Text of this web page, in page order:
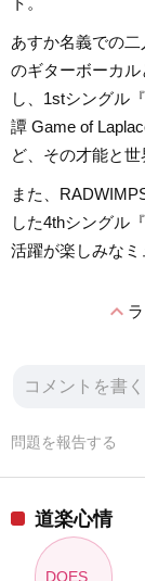
あすか名義での
のギターボーカ
し、1stシングル
譚 Game of
ど、その才能と世
また、
した4thシングル
活躍が楽しみなミ
expand_less
問題を報告する
道楽心情
DOES